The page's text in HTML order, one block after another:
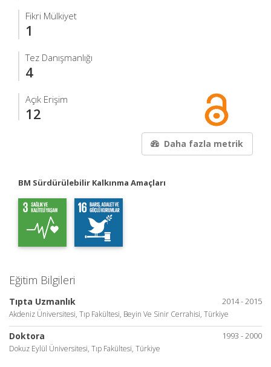
Fikri Mülkiyet
1
Tez Danışmanlığı
4
Açık Erişim
12
Daha fazla metrik
BM Sürdürülebilir Kalkınma Amaçları
Eğitim Bilgileri
2014 - 2015
Tıpta Uzmanlık
Akdeniz Üniversitesi, Tıp Fakültesi, Beyin Ve Sinir Cerrahisi, Türkiye
1993 - 2000
Doktora
Dokuz Eylül Üniversitesi, Tıp Fakültesi, Türkiye